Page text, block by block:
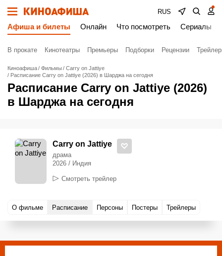
RUS
Афиша и билеты Онлайн Что посмотреть Сериалы
В прокате Кинотеатры Премьеры Подборки Рецензии
Киноафиша Фильмы
Carry on Jattiye
Расписание Carry on Jattiye (2026) в Шарджа на сегодня
Расписание Carry on Jattiye (2026)
в Шарджа на сегодня
Carry on Jattiye
драма
2026 / Индия
Смотреть трейлер
О фильме Расписание Персоны Постеры Трейлеры